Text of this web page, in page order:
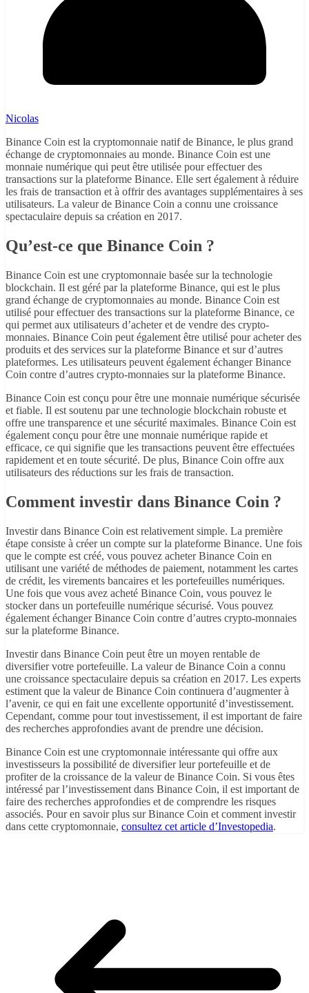
Nicolas
Binance Coin est la cryptomonnaie natif de Binance, le plus grand
échange de cryptomonnaies au monde. Binance Coin est une
monnaie numérique qui peut être utilisée pour effectuer des
transactions sur la plateforme Binance. Elle sert également à réduire
les frais de transaction et à offrir des avantages supplémentaires à ses
utilisateurs. La valeur de Binance Coin a connu une croissance
spectaculaire depuis sa création en 2017.
Qu’est-ce que Binance Coin ?
Binance Coin est une cryptomonnaie basée sur la technologie
blockchain. Il est géré par la plateforme Binance, qui est le plus
grand échange de cryptomonnaies au monde. Binance Coin est
utilisé pour effectuer des transactions sur la plateforme Binance, ce
qui permet aux utilisateurs d’acheter et de vendre des crypto-
monnaies. Binance Coin peut également être utilisé pour acheter des
produits et des services sur la plateforme Binance et sur d’autres
plateformes. Les utilisateurs peuvent également échanger Binance
Coin contre d’autres crypto-monnaies sur la plateforme Binance.
Binance Coin est conçu pour être une monnaie numérique sécurisée
et fiable. Il est soutenu par une technologie blockchain robuste et
offre une transparence et une sécurité maximales. Binance Coin est
également conçu pour être une monnaie numérique rapide et
efficace, ce qui signifie que les transactions peuvent être effectuées
rapidement et en toute sécurité. De plus, Binance Coin offre aux
utilisateurs des réductions sur les frais de transaction.
Comment investir dans Binance Coin ?
Investir dans Binance Coin est relativement simple. La première
étape consiste à créer un compte sur la plateforme Binance. Une fois
que le compte est créé, vous pouvez acheter Binance Coin en
utilisant une variété de méthodes de paiement, notamment les cartes
de crédit, les virements bancaires et les portefeuilles numériques.
Une fois que vous avez acheté Binance Coin, vous pouvez le
stocker dans un portefeuille numérique sécurisé. Vous pouvez
également échanger Binance Coin contre d’autres crypto-monnaies
sur la plateforme Binance.
Investir dans Binance Coin peut être un moyen rentable de
diversifier votre portefeuille. La valeur de Binance Coin a connu
une croissance spectaculaire depuis sa création en 2017. Les experts
estiment que la valeur de Binance Coin continuera d’augmenter à
l’avenir, ce qui en fait une excellente opportunité d’investissement.
Cependant, comme pour tout investissement, il est important de faire
des recherches approfondies avant de prendre une décision.
Binance Coin est une cryptomonnaie intéressante qui offre aux
investisseurs la possibilité de diversifier leur portefeuille et de
profiter de la croissance de la valeur de Binance Coin. Si vous êtes
intéressé par l’investissement dans Binance Coin, il est important de
faire des recherches approfondies et de comprendre les risques
associés. Pour en savoir plus sur Binance Coin et comment investir
dans cette cryptomonnaie, consultez cet article d’Investopedia.